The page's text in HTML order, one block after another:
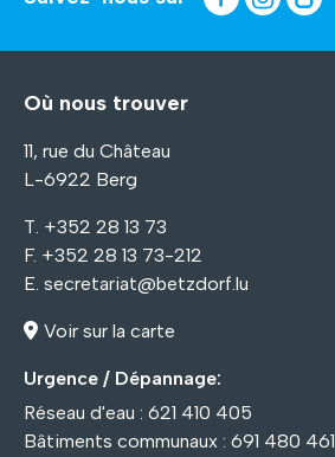
Où nous trouver
11, rue du Château
L-6922 Berg
T. +352 28 13 73
F. +352 28 13 73-212
E. secretariat@betzdorf.lu
Voir sur la carte
Urgence / Dépannage:
Réseau d'eau : 621 410 405
Bâtiments communaux : 691 480 461